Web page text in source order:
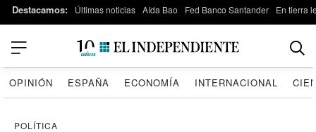
Destacamos: Últimas noticias Aída Bao Fed Banco Santander En tierra
OPINIÓN ESPAÑA ECONOMÍA INTERNACIONAL
POLÍTICA